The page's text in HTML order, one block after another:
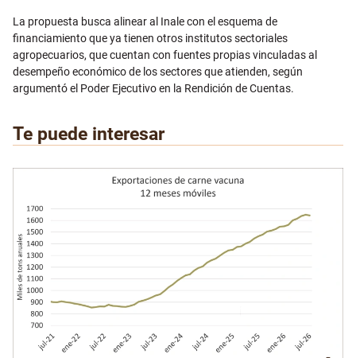
La propuesta busca alinear al Inale con el esquema de
financiamiento que ya tienen otros institutos sectoriales
agropecuarios, que cuentan con fuentes propias vinculadas al
desempeño económico de los sectores que atienden, según
argumentó el Poder Ejecutivo en la Rendición de Cuentas.
Te puede interesar